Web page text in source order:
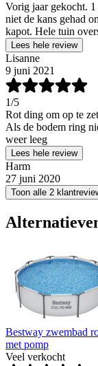
Vorig jaar gekocht.
niet de kans gehad
kapot. Hele tuin
Lees hele review
Lisanne
9 juni 2021
1/5
Rot ding om op te
Als de bodem ring
weer leeg
Lees hele review
Harm
27 juni 2020
Toon alle 2
Bestway zwembad
met pomp
Veel verkocht